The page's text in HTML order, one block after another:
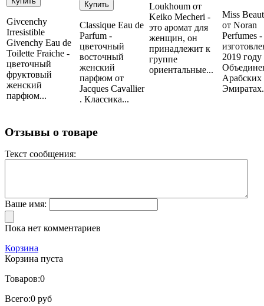
Givcenchy
Irresistible
Givenchy Eau de
Toilette Fraiche -
цветочный
фруктовый
женский
парфюм...
Classique Eau de
Parfum -
цветочный
восточный
женский
парфюм от
Jacques Cavallier
. Классика...
Loukhoum от
Keiko Mecheri -
это аромат для
женщин, он
принадлежит к
группе
ориентальные...
Miss
от Noran
Perfumes -
2019 году
Арабских
Отзывы о товаре
Текст сообщения:
Ваше имя:
Пока нет комментариев
Корзина
Корзина пуста
Товаров:0
Всего:0 руб